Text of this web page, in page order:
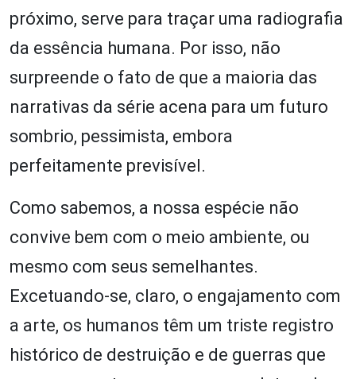
próximo, serve para traçar uma radiografia
da essência humana. Por isso, não
surpreende o fato de que a maioria das
narrativas da série acena para um futuro
sombrio, pessimista, embora
perfeitamente previsível.
Como sabemos, a nossa espécie não
convive bem com o meio ambiente, ou
mesmo com seus semelhantes.
Excetuando-se, claro, o engajamento com
a arte, os humanos têm um triste registro
histórico de destruição e de guerras que